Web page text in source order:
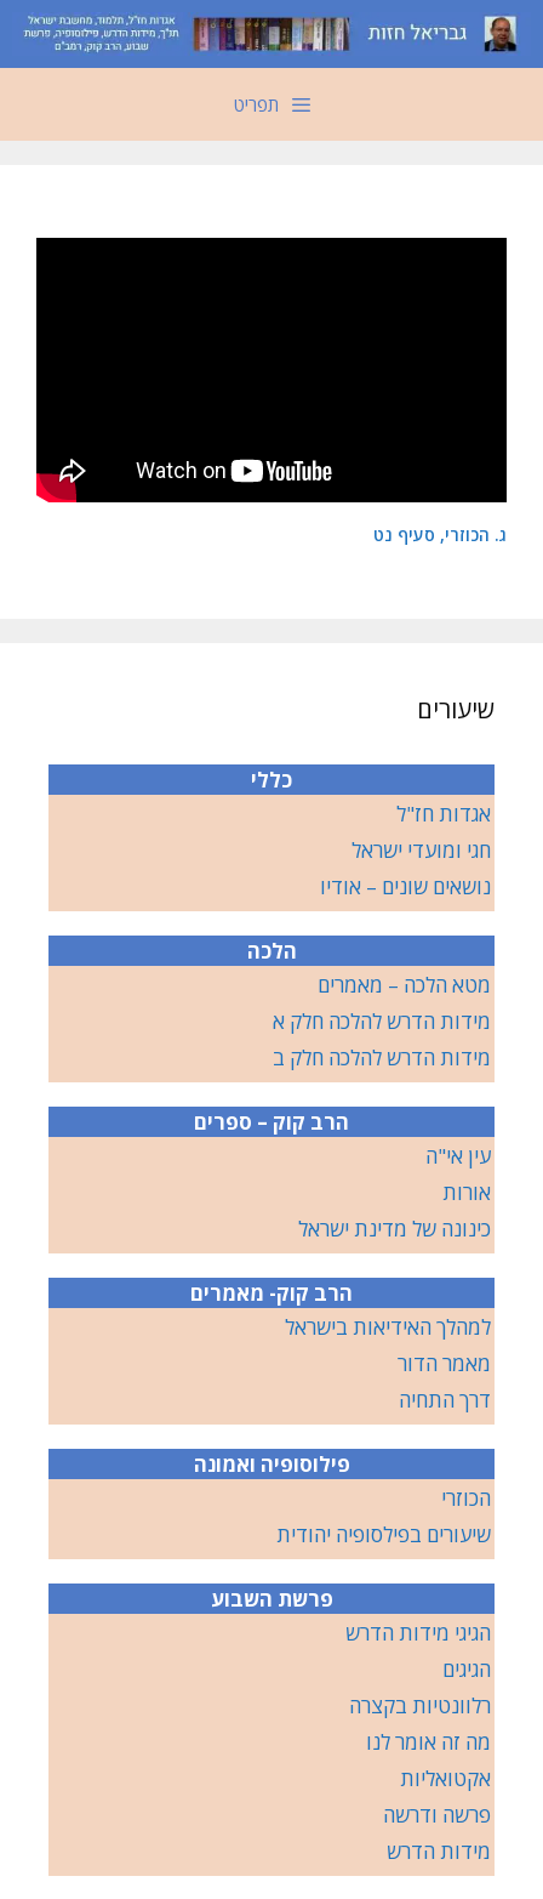
לדלג
לתוכן
תפריט
ג. הכוזרי, סעיף נט
שיעורים
כללי
אגדות חז"ל
חגי ומועדי ישראל
נושאים שונים – אודיו
הלכה
מטא הלכה – מאמרים
מידות הדרש להלכה חלק א
מידות הדרש להלכה חלק ב
הרב קוק – ספרים
עין אי"ה
אורות
כינונה של מדינת ישראל
הרב קוק- מאמרים
למהלך האידיאות בישראל
מאמר הדור
דרך התחיה
פילוסופיה ואמונה
הכוזרי
שיעורים בפילסופיה יהודית
פרשת השבוע
הגיגי מידות הדרש
הגיגים
רלוונטיות בקצרה
מה זה אומר לנו
אקטואליות
פרשה ודרשה
מידות הדרש